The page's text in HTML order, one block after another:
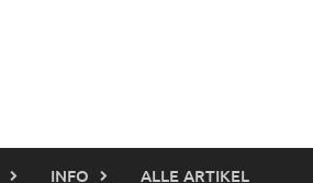
INFO ALLE ARTIKEL